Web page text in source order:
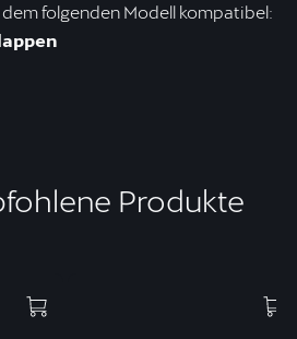
folgenden Modell kompatibel:
Produkte